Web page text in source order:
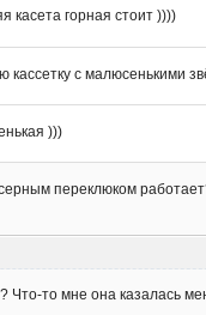
касета горная стоит ))))
кассетку с малюсенькими
)))
переклюком
Что-то мне она казалась